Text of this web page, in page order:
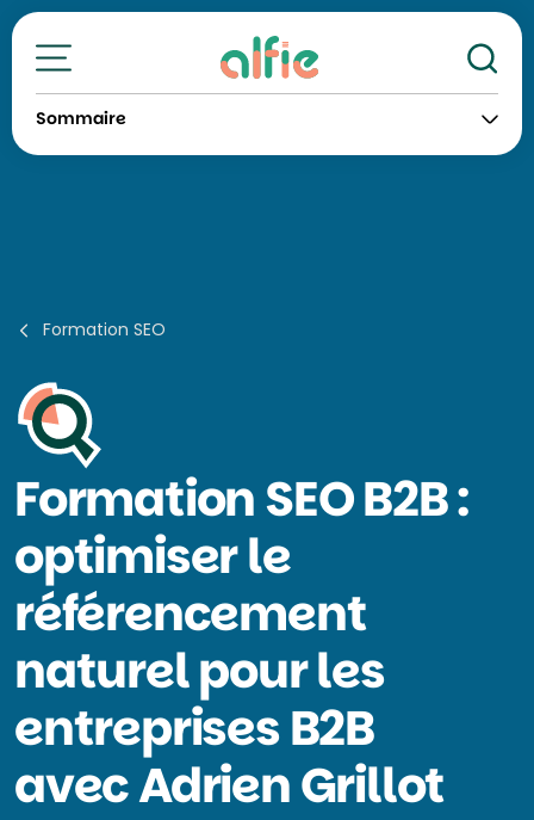
Toutes nos formations
Sommaire
Formation SEO
FormationSEO B2B :
optimiser le
référencement
naturel pour les
entreprises B2B
avec Adrien Grillot